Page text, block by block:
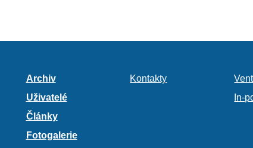
Archiv
Uživatelé
Články
Fotogalerie
Kontakty
In-